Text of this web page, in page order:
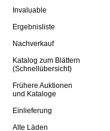
Invaluable
Ergebnisliste
Nachverkauf
Katalog zum Blättern
(Schnellübersicht)
Frühere Auktionen
und Kataloge
Einlieferung
Alte Läden